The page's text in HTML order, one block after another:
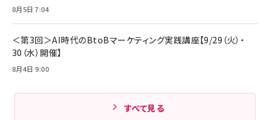
8月5日 7:04
＜第3回＞AI時代のBtoBマーケティング実践講座【9/29（火）・
30（水）開催】
8月4日 9:00
すべて見る